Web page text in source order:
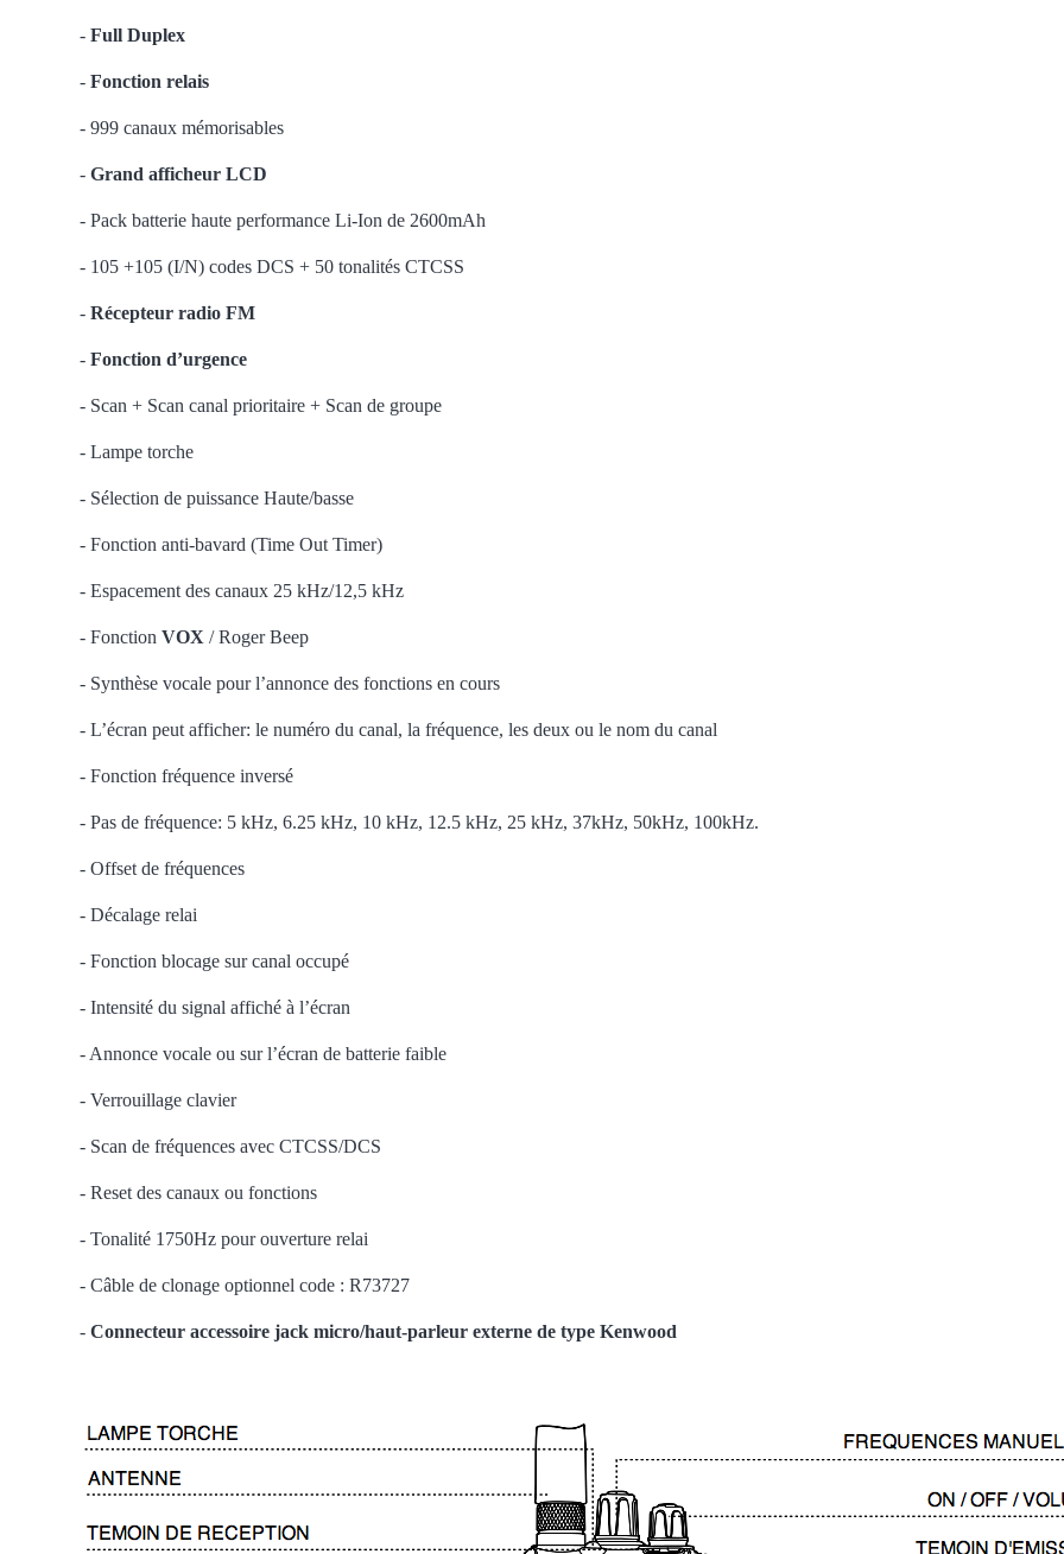
- Full Duplex
- Fonction relais
- 999 canaux mémorisables
- Grand afficheur LCD
- Pack batterie haute performance Li‐Ion de 2600mAh
- 105 +105 (I/N) codes DCS + 50 tonalités CTCSS
- Récepteur radio FM
- Fonction d’urgence
- Scan + Scan canal prioritaire + Scan de groupe
- Lampe torche
- Sélection de puissance Haute/basse
- Fonction anti-bavard (Time Out Timer)
- Espacement des canaux 25 kHz/12,5 kHz
- Fonction VOX / Roger Beep
- Synthèse vocale pour l’annonce des fonctions en cours
- L’écran peut afficher: le numéro du canal, la fréquence, les deux ou le nom du canal
- Fonction fréquence inversé
- Pas de fréquence: 5 kHz, 6.25 kHz, 10 kHz, 12.5 kHz, 25 kHz, 37kHz, 50kHz, 100kHz.
- Offset de fréquences
- Décalage relai
- Fonction blocage sur canal occupé
- Intensité du signal affiché à l’écran
- Annonce vocale ou sur l’écran de batterie faible
- Verrouillage clavier
- Scan de fréquences avec CTCSS/DCS
- Reset des canaux ou fonctions
- Tonalité 1750Hz pour ouverture relai
- Câble de clonage optionnel code : R73727
- Connecteur accessoire jack micro/haut-parleur externe de type Kenwood